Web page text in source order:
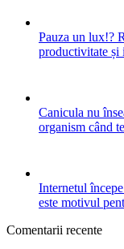
Pauza un lux!?
productivitate și
Canicula nu
organism când
Internetul
este motivul
Comentarii recente